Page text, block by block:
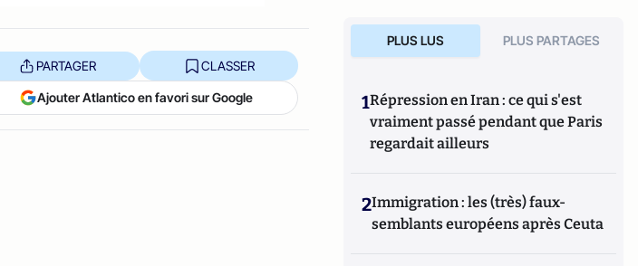
PARTAGER CLASSER
Ajouter Atlantico en favori sur Google
PLUS LUS PLUS PARTAGES
1Répression en Iran : ce qui s'est
vraiment passé pendant que Paris
regardait ailleurs
2Immigration : les (très) faux-
semblants européens après Ceuta